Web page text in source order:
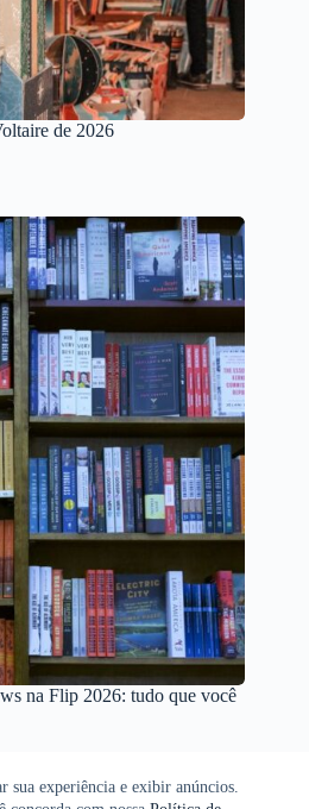
sua experiência e exibir anúncios.
de 2026
na Flip 2026: tudo que você